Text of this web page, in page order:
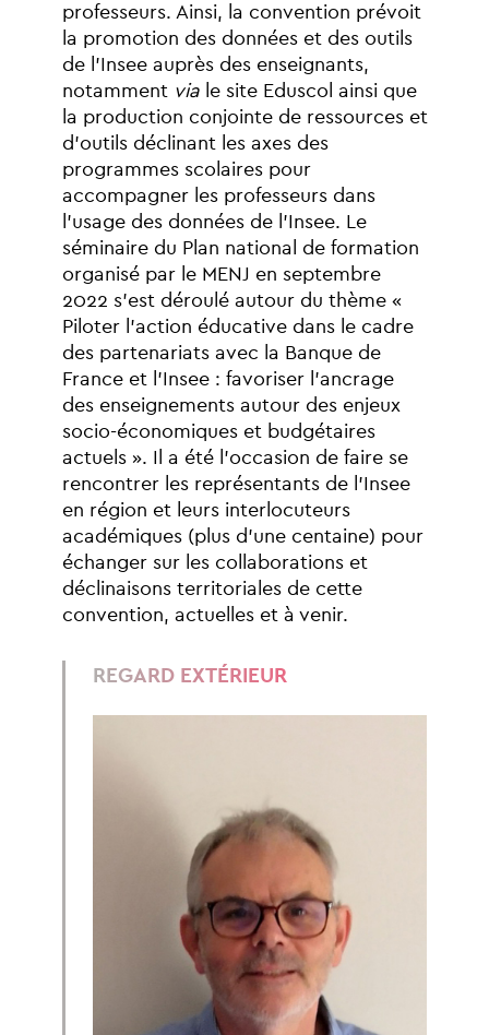
professeurs. Ainsi, la convention prévoit
la promotion des données et des outils
de l’Insee auprès des enseignants,
notamment via le site Eduscol ainsi que
la production conjointe de ressources et
d’outils déclinant les axes des
programmes scolaires pour
accompagner les professeurs dans
l’usage des données de l’Insee. Le
séminaire du Plan national de formation
organisé par le MENJ en septembre
2022 s’est déroulé autour du thème «
Piloter l’action éducative dans le cadre
des partenariats avec la Banque de
France et l’Insee : favoriser l’ancrage
des enseignements autour des enjeux
socio-économiques et budgétaires
actuels ». Il a été l’occasion de faire se
rencontrer les représentants de l’Insee
en région et leurs interlocuteurs
académiques (plus d’une centaine) pour
échanger sur les collaborations et
déclinaisons territoriales de cette
convention, actuelles et à venir.
REGARD EXTÉRIEUR